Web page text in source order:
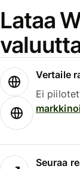
Lataa
Vertaile
Ei
Seuraa